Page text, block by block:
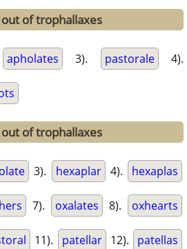
of trophallaxes
apholates 3). pastorale 4).
of trophallaxes
3). hexaplar 4). hexaplas
7). oxalates 8). oxhearts
11). patellar 12). patellas